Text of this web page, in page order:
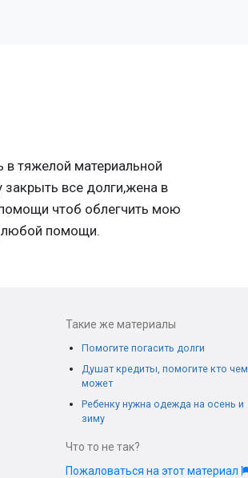
в тяжелой материальной
закрыть все долги,жена в
чтоб облегчить мою
любой помощи.
Такие же материалы
Помогите погасить долги
Душат кредиты, помогите кто чем
может
Ребенку нужна одежда на осень и
зиму
Что то не так?
Пожаловаться на этот материал